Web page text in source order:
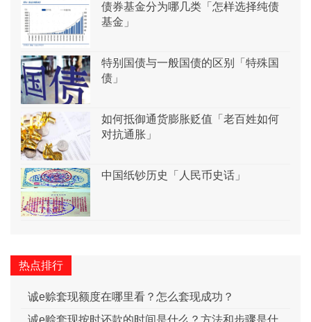
债券基金分为哪几类「怎样选择纯债
基金」
特别国债与一般国债的区别「特殊国
债」
如何抵御通货膨胀贬值「老百姓如何
对抗通胀」
中国纸钞历史「人民币史话」
热点排行
诚e赊套现额度在哪里看？怎么套现成功？